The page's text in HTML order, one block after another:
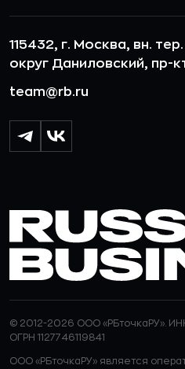
115432, г. Москва, вн.
округ Даниловский, пр-
team@rb.ru
© 2012-2026 ООО «РБточкаРУ».
ОГРН 1127746119841
ООО «РБточкаРУ» является